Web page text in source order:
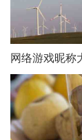
网络游戏昵称